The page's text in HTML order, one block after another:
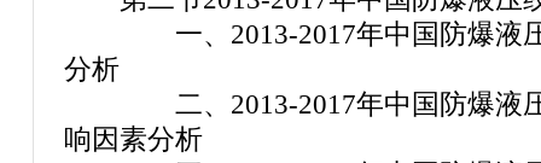
一、2013-2017年中国防爆液压
分析
二、2013-2017年中国防爆液压
响因素分析